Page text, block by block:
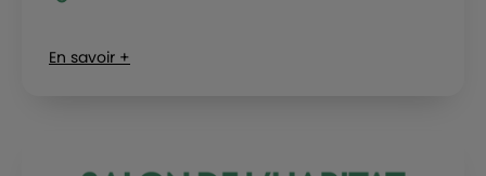
En savoir +